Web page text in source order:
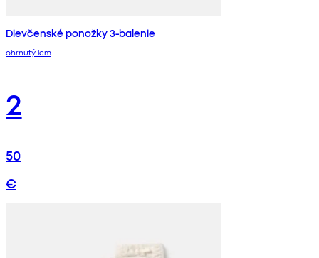
Dievčenské ponožky 3-balenie
ohrnutý lem
2
50
€